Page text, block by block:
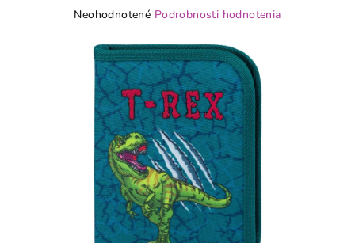
Priemerné
produktu
hviezdičiek.
Neohodnotené Podrobnosti hodnotenia